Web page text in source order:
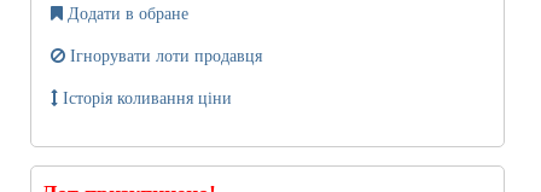
Додати в обране
Ігнорувати лоти продавця
Історія коливання ціни